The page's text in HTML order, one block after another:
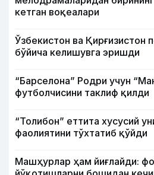
кетган воқеалари
Ўзбекистон ва Қирғизистон
бўйича келишувга эришди
“Барселона” Родри учун
футболчисини таклиф қилди
“Толибон” еттита хусусий
фаолиятини тўхтатиб қўйди
Машҳурлар ҳам йиғлайди: